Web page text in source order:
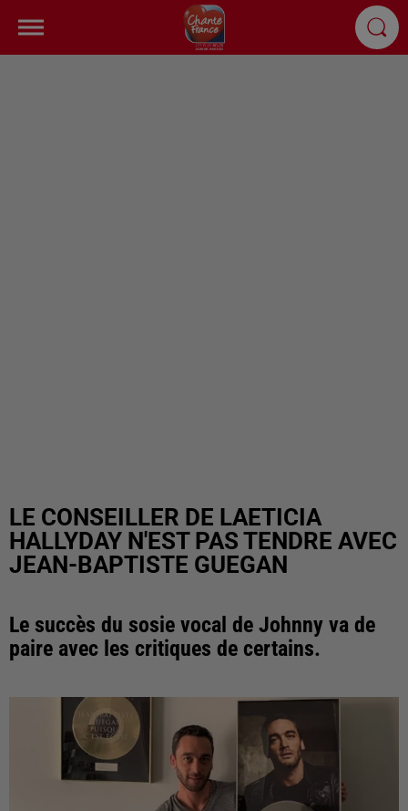
LE CONSEILLER DE LAETICIA
HALLYDAY N'EST PAS TENDRE AVEC
JEAN-BAPTISTE GUEGAN
Le succès du sosie vocal de Johnny va de
paire avec les critiques de certains.